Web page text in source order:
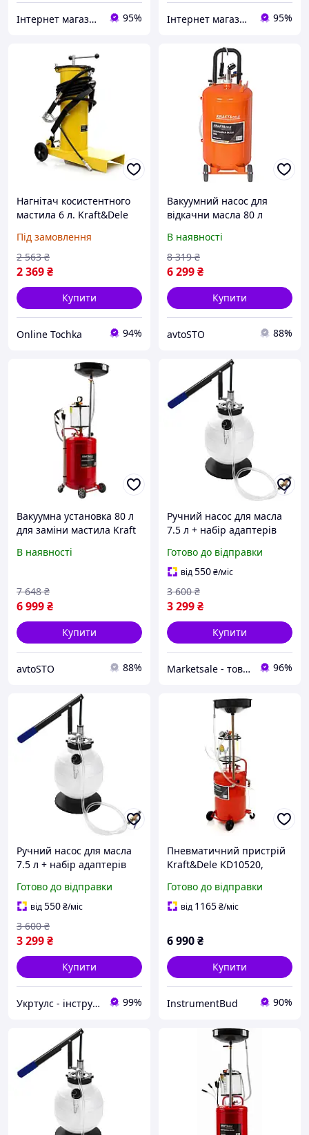
Інтернет магазин 🛠 Men’s Tool 95% Інтернет магазин 🛠 Men’s Tool 95%
Нагнітач косистентного
мастила 6 л. Kraft&Dele
Під замовлення
2 369₴
2 563 ₴
Купити
Online Tochka 94%
Вакуумний насос для
відкачни масла 80 л
установка для вакуумної
відкачки мастила
В наявності
6 299₴
8 319 ₴
Купити
avtoSTO 88%
Вакуумна установка 80 л
для заміни мастила Kraft
відсмоктувач мастила
В наявності
6 999₴
7 648 ₴
Купити
avtoSTO 88%
Ручний насос для масла
7.5 л + набір адаптерів
Готово до відправки
від550₴/міс
3 299₴
3 600 ₴
Купити
Marketsale - товари зі знижкою 96%
Ручний насос для масла
7.5 л + набір адаптерів
Готово до відправки
від550₴/міс
3 299₴
3 600 ₴
Купити
Укртулс - інструменти та обладнання 99%
Пневматичний пристрій
Kraft&Dele KD10520,
оливи, відкачка моторної
оливи
Готово до відправки
від 1165₴/міс
6 990₴
Купити
InstrumentBud 90%